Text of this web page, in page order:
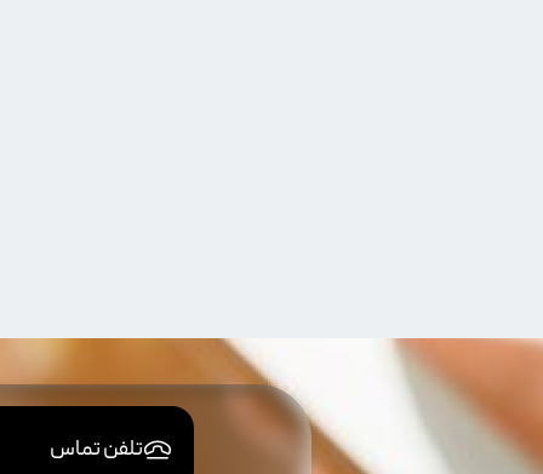
تلفن تماس